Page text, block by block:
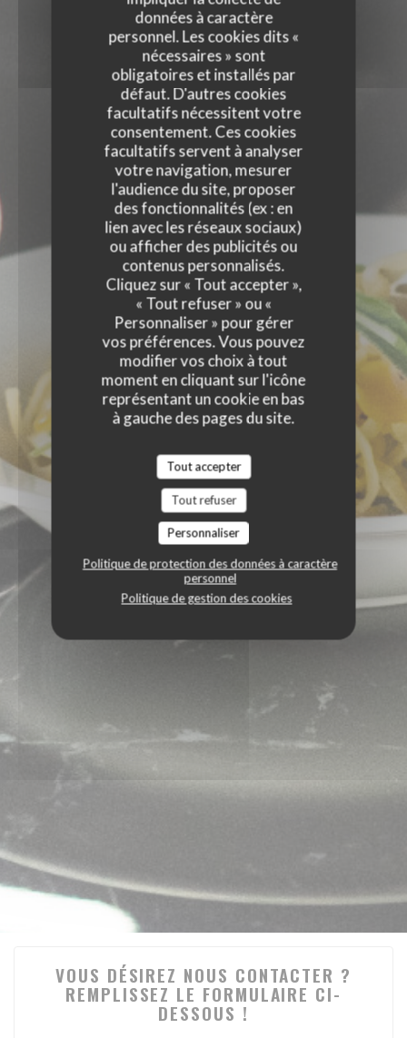
données à caractère
personnel. Les cookies dits «
nécessaires » sont
obligatoires et installés par
défaut. D'autres cookies
facultatifs nécessitent votre
consentement. Ces cookies
facultatifs servent à analyser
votre navigation, mesurer
l'audience du site, proposer
des fonctionnalités (ex : en
lien avec les réseaux sociaux)
ou afficher des publicités ou
contenus personnalisés.
Cliquez sur « Tout accepter »,
« Tout refuser » ou «
Personnaliser » pour gérer
vos préférences. Vous pouvez
modifier vos choix à tout
moment en cliquant sur l'icône
représentant un cookie en bas
à gauche des pages du site.
Tout accepter
Tout refuser
Personnaliser
Politique de protection des données à caractère
personnel
Politique de gestion des cookies
VOUS DÉSIREZ NOUS CONTACTER ?
REMPLISSEZ LE FORMULAIRE CI-
DESSOUS !